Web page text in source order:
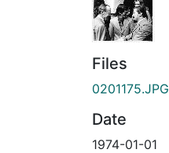
Files
0201175.JPG
Date
1974-01-01